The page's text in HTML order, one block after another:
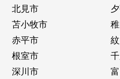
北見市
苫小牧市
赤平市
根室市
深川市